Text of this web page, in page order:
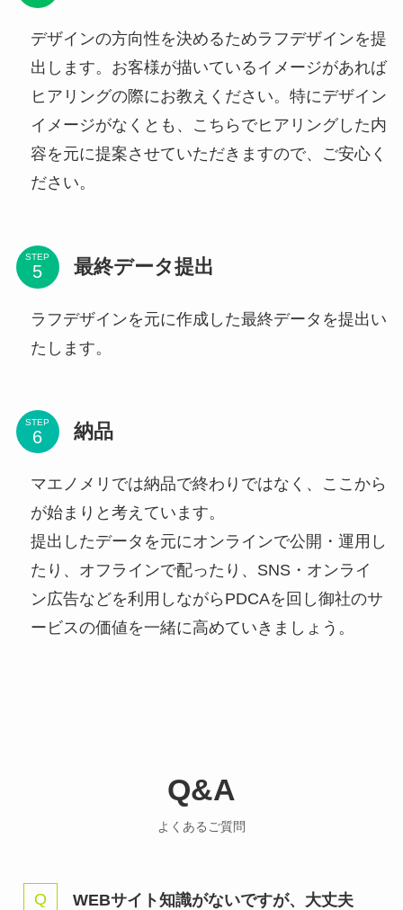
デザインの方向性を決めるためラフデザインを提
出します。お客様が描いているイメージがあれば
ヒアリングの際にお教えください。特にデザイン
イメージがなくとも、こちらでヒアリングした内
容を元に提案させていただきますので、ご安心く
ださい。
STEP 最終データ提出
ラフデザインを元に作成した最終データを提出い
たします。
STEP 納品
マエノメリでは納品で終わりではなく、ここから
が始まりと考えています。
提出したデータを元にオンラインで公開・運用し
たり、オフラインで配ったり、SNS・オンライ
ン広告などを利用しながらPDCAを回し御社のサ
ービスの価値を一緒に高めていきましょう。
Q&A
よくあるご質問
WEBサイト知識がないですが、大丈夫